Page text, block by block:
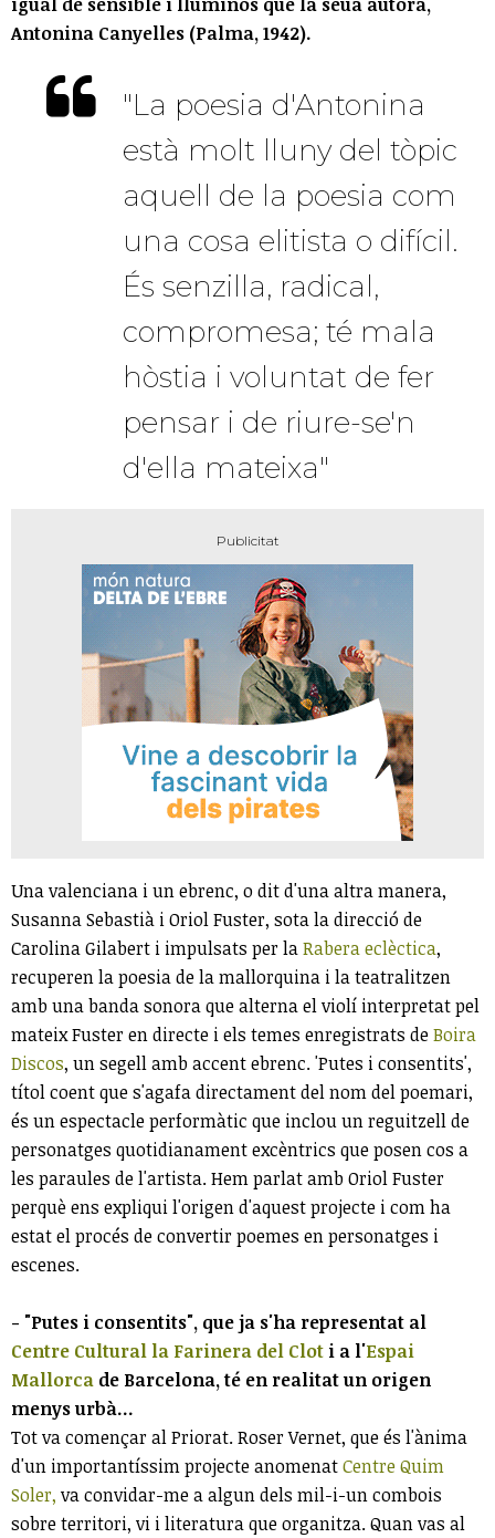
Antonina Canyelles (Palma, 1942).
"La poesia d'Antonina
està molt lluny del tòpic
aquell de la poesia com
una cosa elitista o difícil.
És senzilla, radical,
compromesa; té mala
hòstia i voluntat de fer
pensar i de riure-se'n
d'ella mateixa"
Una valenciana i un ebrenc, o dit d'una altra manera,
Susanna Sebastià i Oriol Fuster, sota la direcció de
Carolina Gilabert i impulsats per laRabera eclèctica,
recuperen la poesia de la mallorquina i la teatralitzen
amb una banda sonora que alterna el violí interpretat pel
mateix Fuster en directe i els temes enregistrats deBoira
Discos, un segell amb accent ebrenc. 'Putes i consentits',
títol coent que s'agafa directament del nom del poemari,
és un espectacle performàtic que inclou un reguitzell de
personatges quotidianament excèntrics que posen cos a
les paraules de l'artista. Hem parlat amb Oriol Fuster
perquè ens expliqui l'origen d'aquest projecte i com ha
estat el procés de convertir poemes en personatges i
escenes.
- "Putes i consentits", que ja s'ha representat al
Centre Cultural la Farinera del Clot i a l'Espai
Mallorca de Barcelona, té en realitat un origen
menys urbà...
Tot va començar al Priorat. Roser Vernet, que és l'ànima
d'un importantíssim projecte anomenatCentre Quim
Soler, va convidar-me a algun dels mil-i-un combois
sobre territori, vi i literatura que organitza. Quan vas al